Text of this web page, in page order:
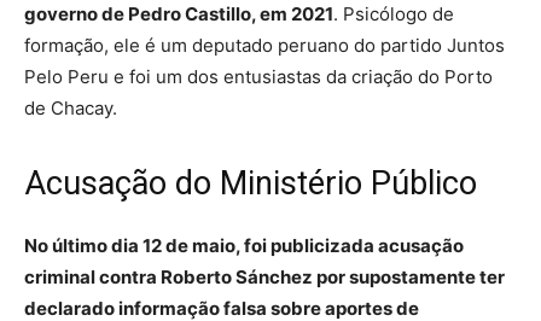
governo de Pedro Castillo, em 2021. Psicólogo de
formação, ele é um deputado peruano do partido Juntos
Pelo Peru e foi um dos entusiastas da criação do Porto
de Chacay.
Acusação do Ministério Público
No último dia 12 de maio, foi publicizada acusação
criminal contra Roberto Sánchez por supostamente ter
declarado informação falsa sobre aportes de